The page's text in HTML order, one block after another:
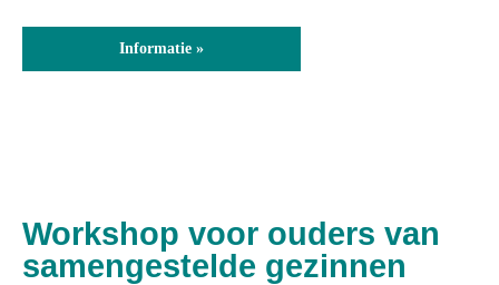
Informatie »
Workshop voor ouders van
samengestelde gezinnen